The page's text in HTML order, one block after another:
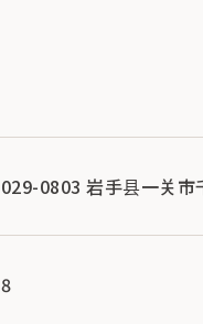
029-0803 岩手县一关市
8